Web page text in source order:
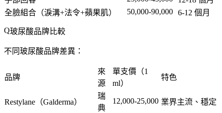
全臉組合 （淚溝+法令+蘋果肌） 50,000-90,000 6-12 個月
玻尿酸品牌比較
不同玻尿酸品牌差異：
品牌
來
源
單支價（1
ml）
特色
Restylane （Galderma）
瑞
典
12,000-25,000 業界主流、穩定